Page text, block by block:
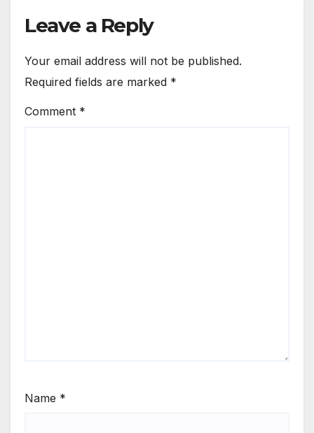
Leave a Reply
Your email address will not be published.
Required fields are marked *
Comment *
Name *